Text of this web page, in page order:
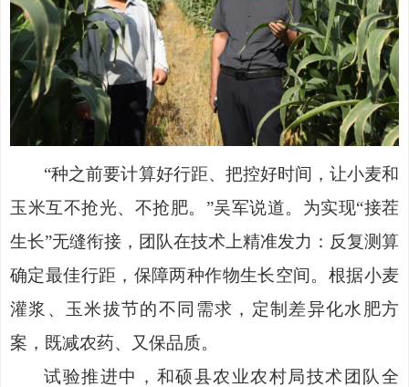
“种之前要计算好行距、把控好时间，让小麦和
玉米互不抢光、不抢肥。”吴军说道。为实现“接茬
生长”无缝衔接，团队在技术上精准发力：反复测算
确定最佳行距，保障两种作物生长空间。根据小麦
灌浆、玉米拔节的不同需求，定制差异化水肥方
案，既减农药、又保品质。
试验推进中，和硕县农业农村局技术团队全